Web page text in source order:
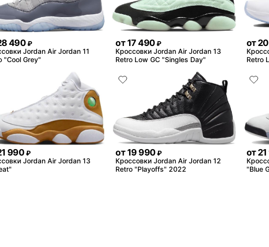
490 ₽
Jordan Air Jordan 11
"Cool Grey"
от 17 490 ₽
Кроссовки Jordan Air Jordan 13
Retro Low GC "Singles Day"
от
Retro
990 ₽
Jordan Air Jordan 13
от 19 990 ₽
Кроссовки Jordan Air Jordan 12
Retro "Playoffs" 2022
от
"Blue